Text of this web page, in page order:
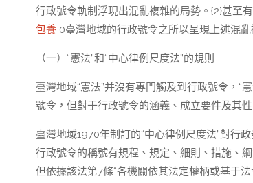
行政號令軌制浮現出混亂複雜的局勢。{2}甚至
包養 0臺灣地域的行政號令之所以呈現上述混
（一）“憲法”和“中心律例尺度法”的規則
臺灣地域“憲法”并沒有專門觸及到行政號令，“
號令，但對于行政號令的涵義、成立要件及其
臺灣地域1970年制訂的“中心律例尺度法”對行
行政號令的稱號有規程、規定、細則、措施、
但依據該法第7條“各機關依其法定權柄或基于